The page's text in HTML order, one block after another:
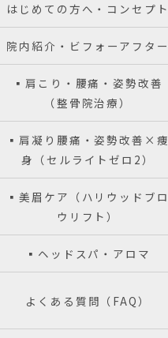
はじめての方へ・コンセプト
院内紹介・ビフォーアフター
▪️肩こり・腰痛・姿勢改善
（整骨院治療）
▪️肩凝り腰痛・姿勢改善×痩
身（セルライトゼロ2）
▪️美眉ケア（ハリウッドブロ
ウリフト）
▪️ヘッドスパ・アロマ
よくある質問（FAQ）